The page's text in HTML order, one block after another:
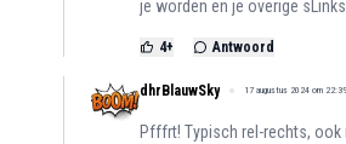
je worden en je overige
4+ Antwoord
dhrBlauwSky 17 augustus 2024 om 22:39
Pfffrt! Typisch rel-rechts, ook